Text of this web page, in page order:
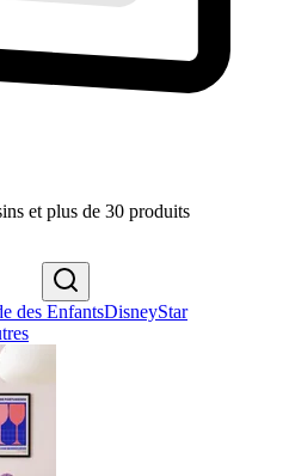
et plus de 30 produits
des EnfantsDisneyStar